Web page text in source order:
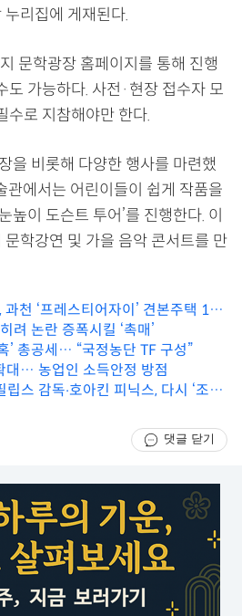
리집에 게재된다.
문학광장 홈페이지를 통해 진행
도 가능하다. 사전·현장 접수자 모
수로 지참해야만 한다.
을 비롯해 다양한 행사를 마련했
관에서는 어린이들이 쉽게 작품을
높이 도슨트 투어’를 진행한다. 이
학강연 및 가을 음악 콘서트를 만
천 ‘프레스티어자이’ 견본주택 10
려 논란 증폭시킬 ‘촉매’
’ 총공세… “국정농단 TF 구성”
대… 농업인 소득안정 방점
스 감독‧호아킨 피닉스, 다시 ‘조커’
댓글 닫기